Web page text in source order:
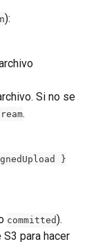
):
Si no se
.
}
committed).
para hacer